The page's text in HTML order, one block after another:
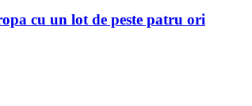
cu un lot de peste patru ori